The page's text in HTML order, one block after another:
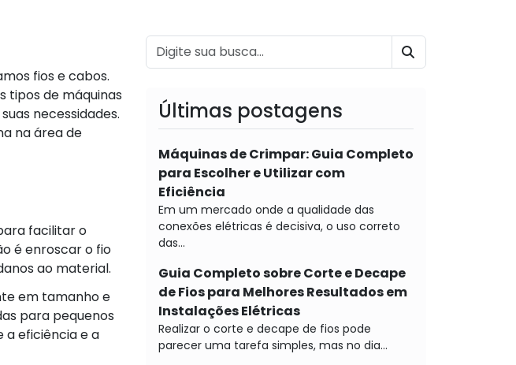
fios e cabos.
tipos de máquinas
necessidades.
na área de
facilitar o
é enroscar o fio
ao material.
em tamanho e
para pequenos
a eficiência e a
BUSCAR
Últimas postagens
Máquinas de Crimpar: Guia Completo
para Escolher e Utilizar com
Eficiência
Em um mercado onde a qualidade das
conexões elétricas é decisiva, o uso correto
das...
Guia Completo sobre Corte e Decape
de Fios para Melhores Resultados em
Instalações Elétricas
Realizar o corte e decape de fios pode
parecer uma tarefa simples, mas no dia...